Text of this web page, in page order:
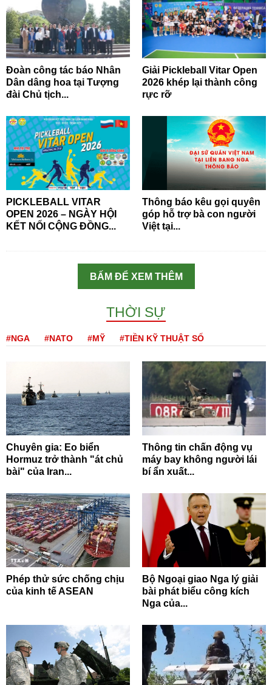
Đoàn công tác báo Nhân
Dân dâng hoa tại Tượng
đài Chủ tịch...
Giải Pickleball Vitar Open
2026 khép lại thành công
rực rỡ
PICKLEBALL VITAR
OPEN 2026 – NGÀY HỘI
KẾT NỐI CỘNG ĐỒNG...
Thông báo kêu gọi quyên
góp hỗ trợ bà con người
Việt tại...
BẤM ĐỂ XEM THÊM
THỜI SỰ
#NGA #NATO #MỸ #TIỀN KỸ THUẬT SỐ
Chuyên gia: Eo biển
Hormuz trở thành "át chủ
bài" của Iran...
Thông tin chấn động vụ
máy bay không người lái
bí ẩn xuất...
Phép thử sức chống chịu
của kinh tế ASEAN
Bộ Ngoại giao Nga lý giải
bài phát biểu công kích
Nga của...